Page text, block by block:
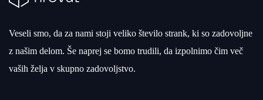
Veseli smo, da za nami stoji veliko število strank, ki so zadovoljne
z našim delom. Še naprej se bomo trudili, da izpolnimo čim več
vaših želja v skupno zadovoljstvo.